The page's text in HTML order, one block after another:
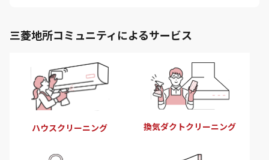
三菱地所コミュニティによるサービス
ハウスクリーニング 換気ダクトクリーニング